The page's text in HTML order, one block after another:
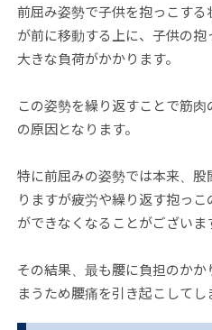
前屈み姿勢で子供を抱っこす
が前に移動する上に、子供の
大きな負荷がかかります。
この姿勢を繰り返すことで筋
の原因となります。
特に前屈みの姿勢では本来、
りますが疲労や繰り返す抱っ
ができなくなることがございま
その結果、最も腰に負担のか
まうため腰痛を引き起こしてし